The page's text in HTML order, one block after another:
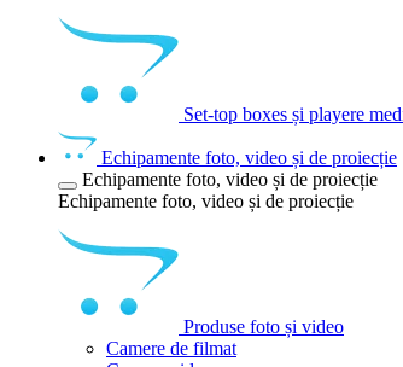
Set-top boxes și playere
Echipamente foto, video și de proiecție
Echipamente foto, video și de proiecție
Echipamente foto, video și de proiecție
Produse foto și video
Camere de filmat